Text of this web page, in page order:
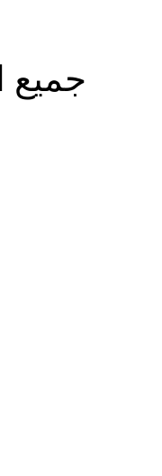
جميع